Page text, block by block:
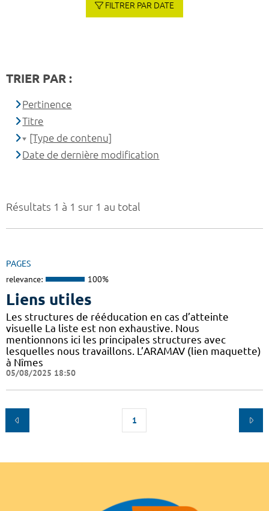
Résultats 1 à 1 sur 1 au total
PAGES
relevance: 100%
Liens utiles
Les structures de rééducation en cas d’atteinte
visuelle La liste est non exhaustive. Nous
mentionnons ici les principales structures avec
lesquelles nous travaillons. L’ARAMAV (lien maquette)
à Nîmes
05/08/2025 18:50
1
FILTRER PAR DATE
TRIER PAR :
Pertinence
Titre
[Type de contenu]
Date de dernière modification